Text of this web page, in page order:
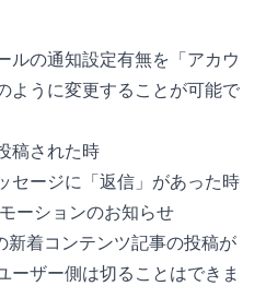
ルの通知設定有無を「アカウ
ように変更することが可能で
稿された時
セージに「返信」があった時
ーションのお知らせ
着コンテンツ記事の投稿が
ーザー側は切ることはできま